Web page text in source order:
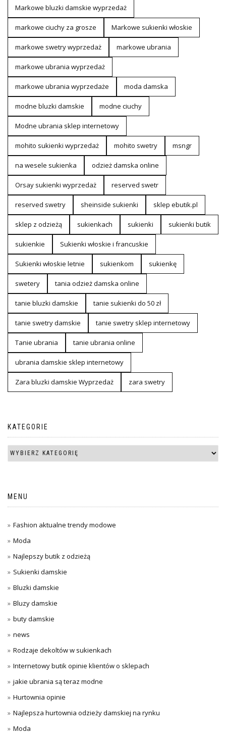
Markowe bluzki damskie wyprzedaż
markowe ciuchy za grosze Markowe sukienki włoskie
markowe swetry wyprzedaż markowe ubrania
markowe ubrania wyprzedaż
markowe ubrania wyprzedaże moda damska
modne bluzki damskie modne ciuchy
Modne ubrania sklep internetowy
mohito sukienki wyprzedaż mohito swetry msngr
na wesele sukienka odzież damska online
Orsay sukienki wyprzedaż reserved swetr
reserved swetry sheinside sukienki sklep ebutik.pl
sklep z odzieżą sukienkach sukienki sukienki butik
sukienkie Sukienki włoskie i francuskie
Sukienki włoskie letnie sukienkom sukienkę
swetery tania odzież damska online
tanie bluzki damskie tanie sukienki do 50 zł
tanie swetry damskie tanie swetry sklep internetowy
Tanie ubrania tanie ubrania online
ubrania damskie sklep internetowy
Zara bluzki damskie Wyprzedaż zara swetry
KATEGORIE
MENU
Fashion aktualne trendy modowe
Moda
Najlepszy butik z odzieżą
Sukienki damskie
Bluzki damskie
Bluzy damskie
buty damskie
news
Rodzaje dekoltów w sukienkach
Internetowy butik opinie klientów o sklepach
jakie ubrania są teraz modne
Hurtownia opinie
Najlepsza hurtownia odzieży damskiej na rynku
Moda